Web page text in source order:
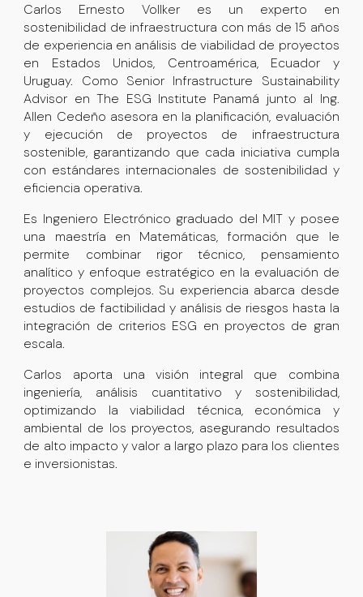
Carlos Ernesto Vollker es un experto en
sostenibilidad de infraestructura con más de 15 años
de experiencia en análisis de viabilidad de proyectos
en Estados Unidos, Centroamérica, Ecuador y
Uruguay. Como Senior Infrastructure Sustainability
Advisor enThe ESG Institute Panamá junto al Ing.
Allen Cedeño asesora en la planificación, evaluación
y ejecución de proyectos de infraestructura
sostenible, garantizando que cada iniciativa cumpla
con estándares internacionales de sostenibilidad y
eficiencia operativa.
Es Ingeniero Electrónico graduado del MIT y posee
una maestría en Matemáticas, formación que le
permite combinar rigor técnico, pensamiento
analítico y enfoque estratégico en la evaluación de
proyectos complejos. Su experiencia abarca desde
estudios de factibilidad y análisis de riesgos hasta la
integración de criterios ESG en proyectos de gran
escala.
Carlos aporta una visión integral que combina
ingeniería, análisis cuantitativo y sostenibilidad,
optimizando la viabilidad técnica, económica y
ambiental de los proyectos, asegurando resultados
de alto impacto y valor a largo plazo para los clientes
e inversionistas.